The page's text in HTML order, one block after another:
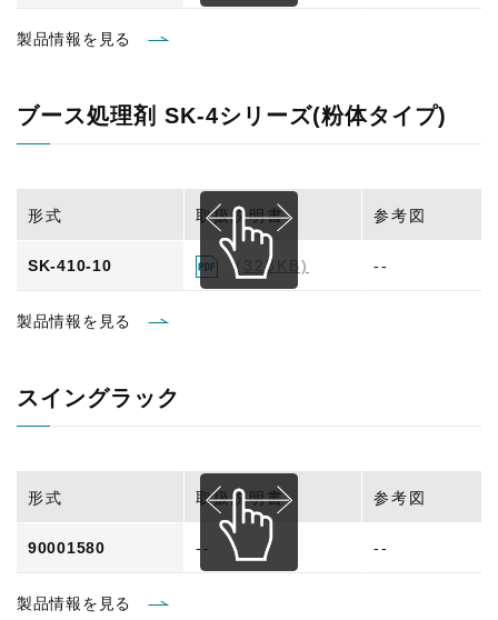
製品情報を見る
ブース処理剤 SK-4シリーズ(粉体タイプ)
形式 取扱説明書 参考図
SK-410-10 (328KB) --
製品情報を見る
スイングラック
形式 取扱説明書 参考図
90001580 -- --
製品情報を見る